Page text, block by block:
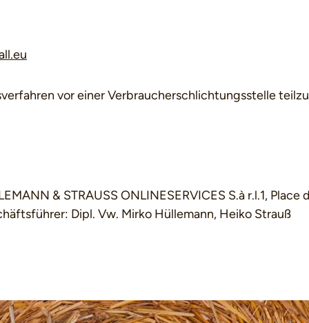
vor einer Verbraucherschlichtungsstelle
& STRAUSS ONLINESERVICES S.à r.l.1,
Dipl. Vw. Mirko Hüllemann, Heiko Strauß